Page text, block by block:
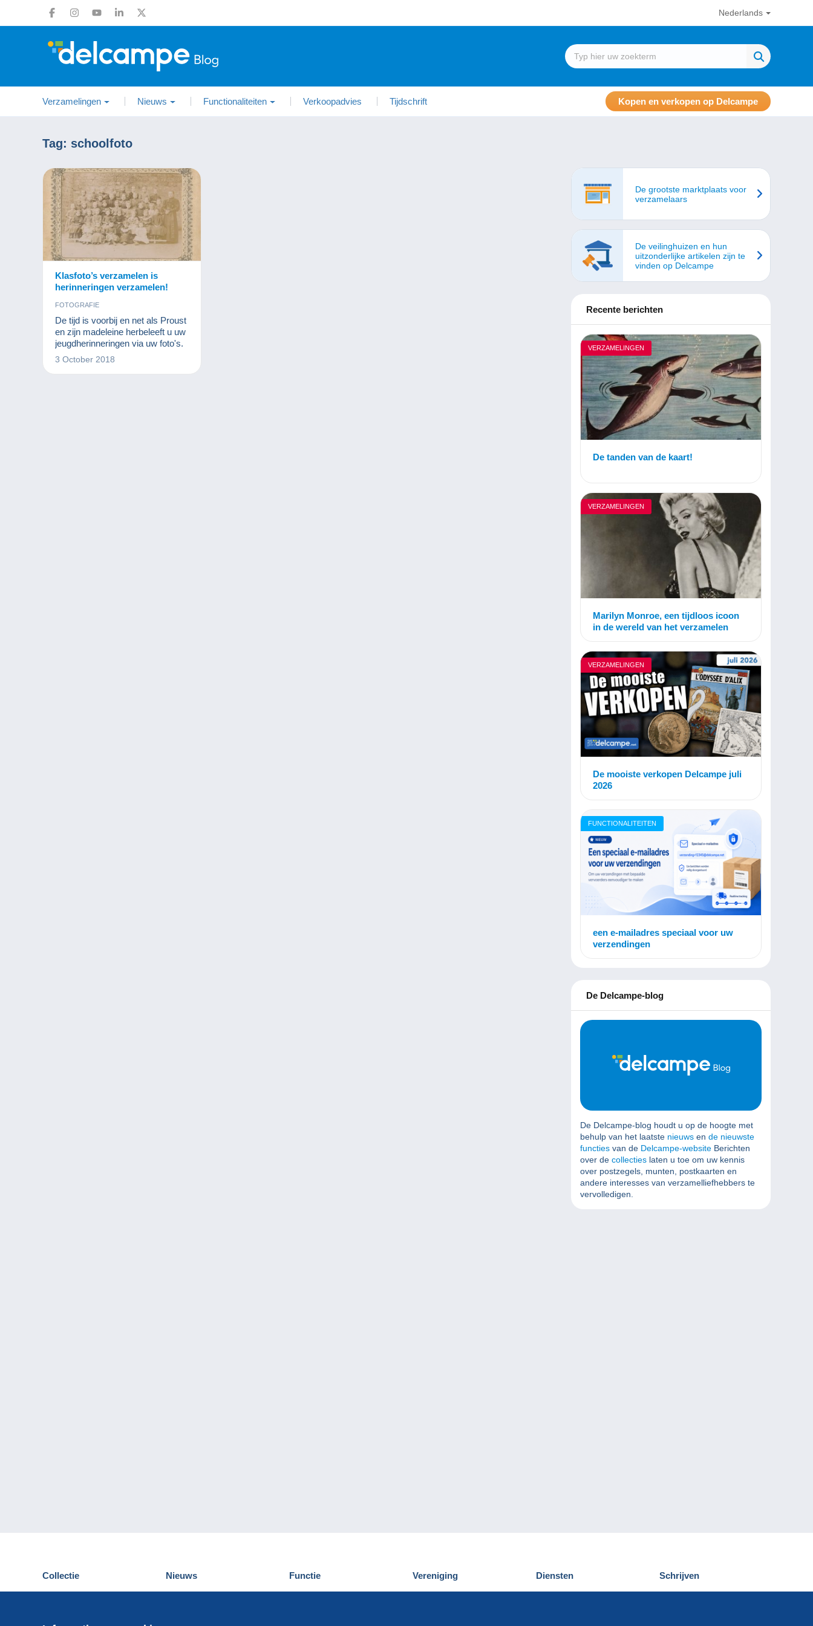
Nederlands
Verzamelingen Nieuws Functionaliteiten Verkoopadvies Tijdschrift Kopen en verkopen op Delcampe
Tag: schoolfoto
Klasfoto’s verzamelen is
herinneringen verzamelen!
FOTOGRAFIE
De tijd is voorbij en net als Proust
en zijn madeleine herbeleeft u uw
jeugdherinneringen via uw foto's.
3 October 2018
De grootste marktplaats voor
verzamelaars
De veilinghuizen en hun
uitzonderlijke artikelen zijn te
vinden op Delcampe
Recente berichten
VERZAMELINGEN
De tanden van de kaart!
VERZAMELINGEN
Marilyn Monroe, een tijdloos icoon
in de wereld van het verzamelen
VERZAMELINGEN
De mooiste verkopen Delcampe juli
2026
FUNCTIONALITEITEN
een e-mailadres speciaal voor uw
verzendingen
De Delcampe-blog
De Delcampe-blog houdt u op de hoogte met
behulp van het laatste nieuws en de nieuwste
functies van de Delcampe-website Berichten
over de collecties laten u toe om uw kennis
over postzegels, munten, postkaarten en
andere interesses van verzamelliefhebbers te
vervolledigen.
Collectie
Postkaarten
Nieuws
Delcampe Evenementen
Functie
Nieuwigheden
Vereniging
Wie zijn wij
Diensten
Delcampe ontdekken
Schrijven